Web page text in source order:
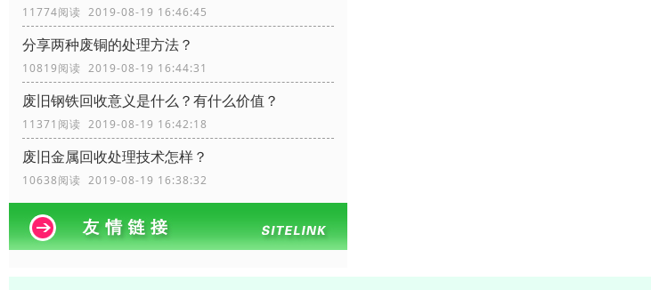
11774阅读 2019-08-19 16:46:45
分享两种废铜的处理方法？
10819阅读 2019-08-19 16:44:31
废旧钢铁回收​意义是什么？有什么价值？
11371阅读 2019-08-19 16:42:18
废旧金属回收处理技术怎样？
10638阅读 2019-08-19 16:38:32